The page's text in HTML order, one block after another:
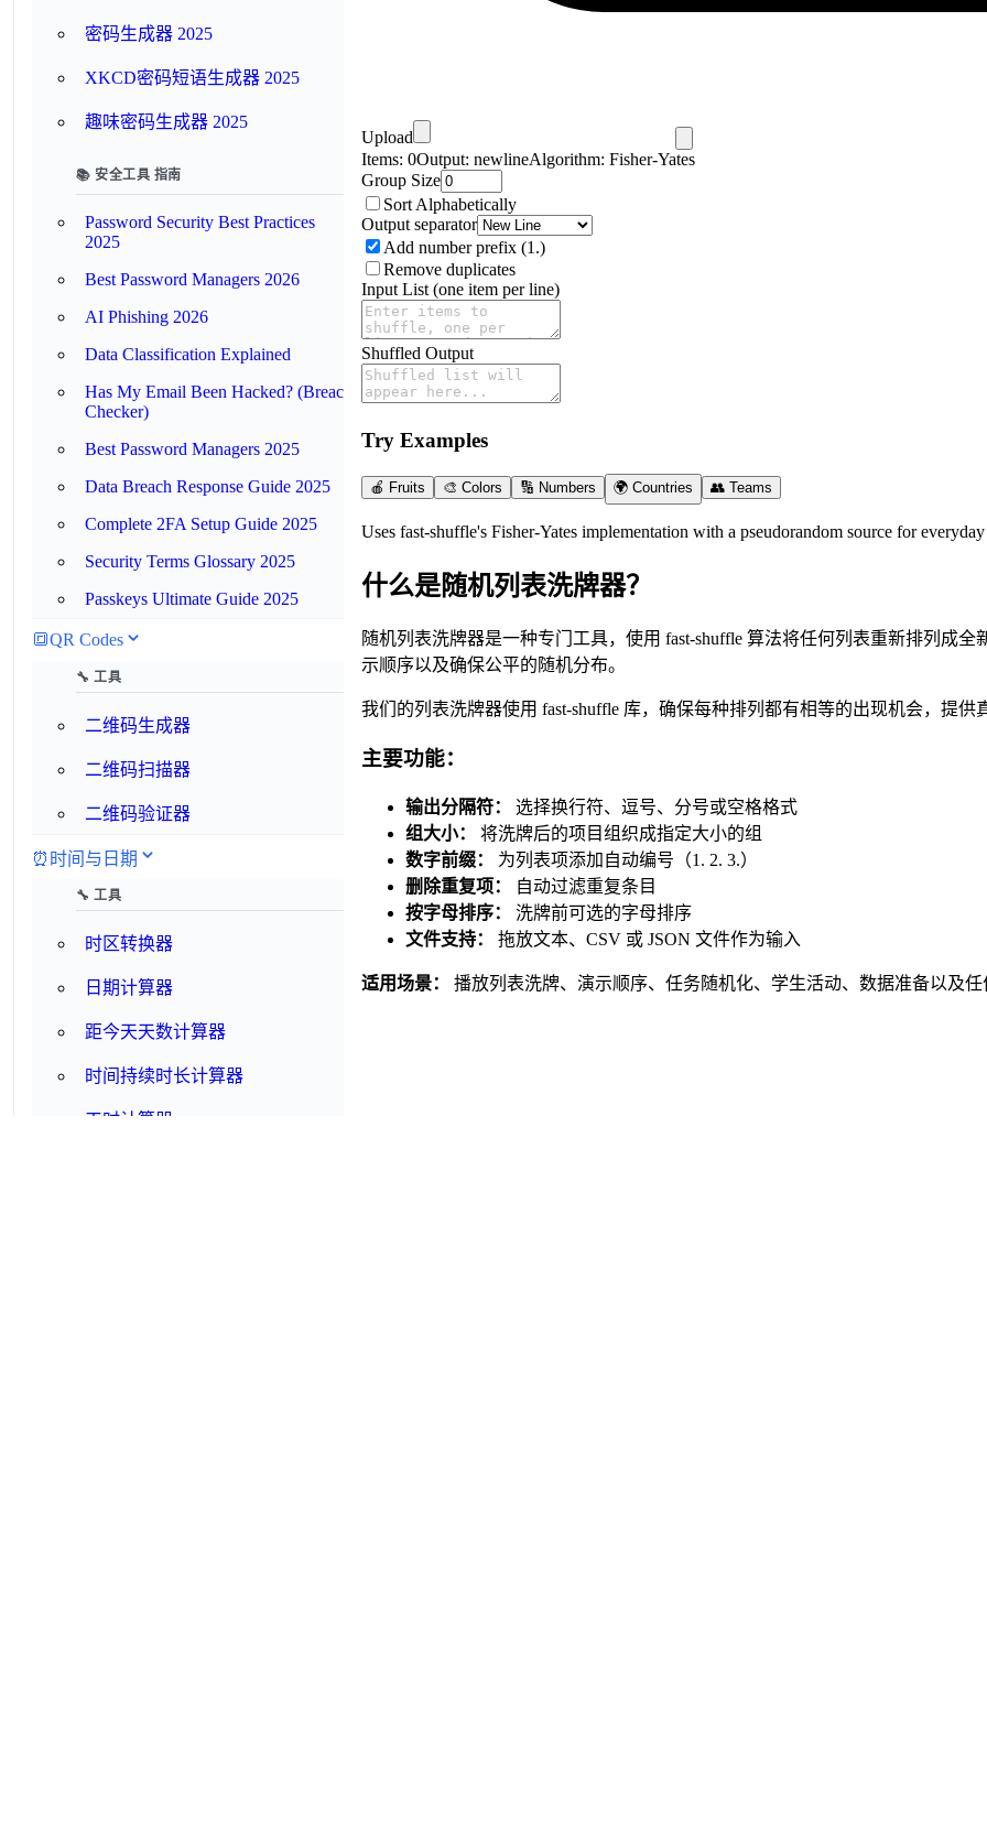
密码生成器 2025
XKCD密码短语生成器 2025
趣味密码生成器 2025
📚 安全工具 指南
Password Security Best Practices
2025
Best Password Managers 2026
AI Phishing 2026
Data Classification Explained
Has My Email Been Hacked? (Breach
Checker)
Best Password Managers 2025
Data Breach Response Guide 2025
Complete 2FA Setup Guide 2025
Security Terms Glossary 2025
Passkeys Ultimate Guide 2025
🔳QR Codes
🔧 工具
二维码生成器
二维码扫描器
二维码验证器
⏰ 时间与日期
🔧 工具
时区转换器
日期计算器
距今天天数计算器
时间持续时长计算器
工时计算器
Upload
Items: 0Output: newlineAlgorithm: Fisher-Yates
Group Size
Sort Alphabetically
Output separator
Add number prefix (1.)
Remove duplicates
Input List (one item per line)
Shuffled Output
Try Examples
🍎 Fruits 🎨 Colors 🔢 Numbers 🌍 Countries 👥 Teams
Uses fast-shuffle's Fisher-Yates implementation with a pseudorandom source for
什么是随机列表洗牌器？
随机列表洗牌器是一种专门工具，使用 fast-shuffle 算法将任何列表重新排列成
示顺序以及确保公平的随机分布。
我们的列表洗牌器使用 fast-shuffle 库，确保每种排列都有相等的出现机会，提
主要功能：
输出分隔符：
选择换行符、逗号、分号或空格格式
组大小：
将洗牌后的项目组织成指定大小的组
数字前缀：
为列表项添加自动编号（1. 2. 3.）
删除重复项：
自动过滤重复条目
按字母排序：
洗牌前可选的字母排序
文件支持：
拖放文本、CSV 或 JSON 文件作为输入
适用场景： 播放列表洗牌、演示顺序、任务随机化、学生活动、数据准备以及